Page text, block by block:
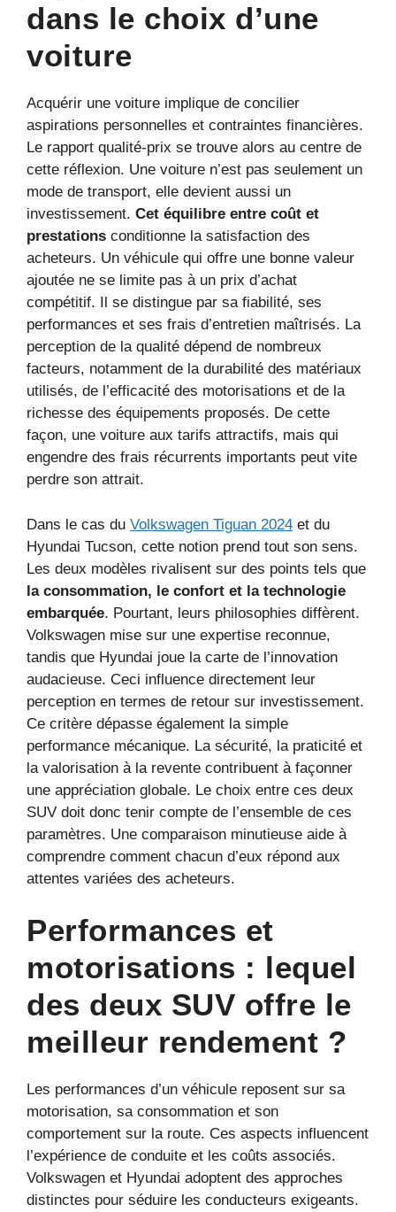
dans le choix d’une
voiture
Acquérir une voiture implique de concilier
aspirations personnelles et contraintes financières.
Le rapport qualité-prix se trouve alors au centre de
cette réflexion. Une voiture n’est pas seulement un
mode de transport, elle devient aussi un
investissement. Cet équilibre entre coût et
prestations conditionne la satisfaction des
acheteurs. Un véhicule qui offre une bonne valeur
ajoutée ne se limite pas à un prix d’achat
compétitif. Il se distingue par sa fiabilité, ses
performances et ses frais d’entretien maîtrisés. La
perception de la qualité dépend de nombreux
facteurs, notamment de la durabilité des matériaux
utilisés, de l’efficacité des motorisations et de la
richesse des équipements proposés. De cette
façon, une voiture aux tarifs attractifs, mais qui
engendre des frais récurrents importants peut vite
perdre son attrait.
Dans le cas du Volkswagen Tiguan 2024 et du
Hyundai Tucson, cette notion prend tout son sens.
Les deux modèles rivalisent sur des points tels que
la consommation, le confort et la technologie
embarquée. Pourtant, leurs philosophies diffèrent.
Volkswagen mise sur une expertise reconnue,
tandis que Hyundai joue la carte de l’innovation
audacieuse. Ceci influence directement leur
perception en termes de retour sur investissement.
Ce critère dépasse également la simple
performance mécanique. La sécurité, la praticité et
la valorisation à la revente contribuent à façonner
une appréciation globale. Le choix entre ces deux
SUV doit donc tenir compte de l’ensemble de ces
paramètres. Une comparaison minutieuse aide à
comprendre comment chacun d’eux répond aux
attentes variées des acheteurs.
Performances et
motorisations : lequel
des deux SUV offre le
meilleur rendement ?
Les performances d’un véhicule reposent sur sa
motorisation, sa consommation et son
comportement sur la route. Ces aspects influencent
l’expérience de conduite et les coûts associés.
Volkswagen et Hyundai adoptent des approches
distinctes pour séduire les conducteurs exigeants.